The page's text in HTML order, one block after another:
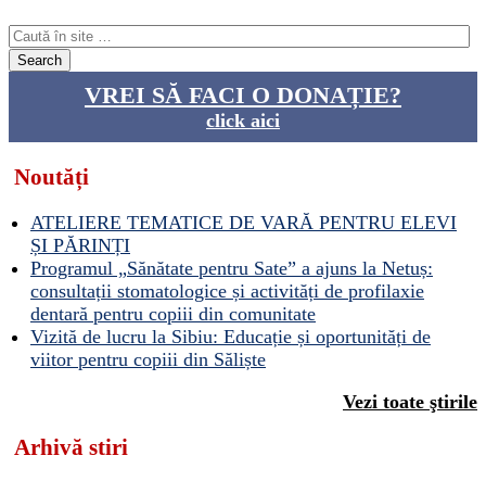
VREI SĂ FACI O DONAȚIE?
click aici
Noutăți
ATELIERE TEMATICE DE VARĂ PENTRU ELEVI
ȘI PĂRINȚI
Programul „Sănătate pentru Sate” a ajuns la Netuș:
consultații stomatologice și activități de profilaxie
dentară pentru copiii din comunitate
Vizită de lucru la Sibiu: Educație și oportunități de
viitor pentru copiii din Săliște
Vezi toate ştirile
Arhivă stiri